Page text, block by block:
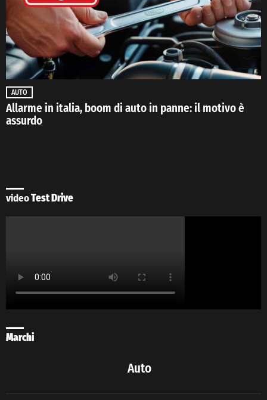
AUTO
Allarme in italia, boom di auto in panne: il motivo è
assurdo
videoTest Drive
Marchi
Auto